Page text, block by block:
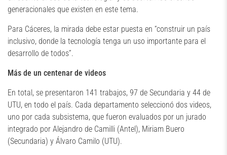
generacionales que existen en este tema.
Para Cáceres, la mirada debe estar puesta en “construir un país
inclusivo, donde la tecnología tenga un uso importante para el
desarrollo de todos”.
Más de un centenar de videos
En total, se presentaron 141 trabajos, 97 de Secundaria y 44 de
UTU, en todo el país. Cada departamento seleccionó dos videos,
uno por cada subsistema, que fueron evaluados por un jurado
integrado por Alejandro de Camilli (Antel), Miriam Buero
(Secundaria) y Álvaro Camilo (UTU).